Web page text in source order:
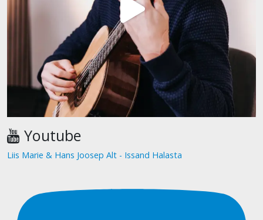
Youtube
Liis Marie & Hans Joosep Alt - Issand Halasta